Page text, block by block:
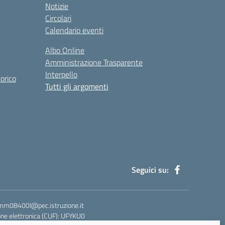
Notizie
Circolari
Calendario eventi
Albo Online
Amministrazione Trasparente
Interpello
Tutti gli argomenti
Seguici su:
elettronica (CUF): UFYKU0